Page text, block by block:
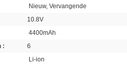
Nieuw, Vervangende
10.8V
4400mAh
:
6
Li-ion